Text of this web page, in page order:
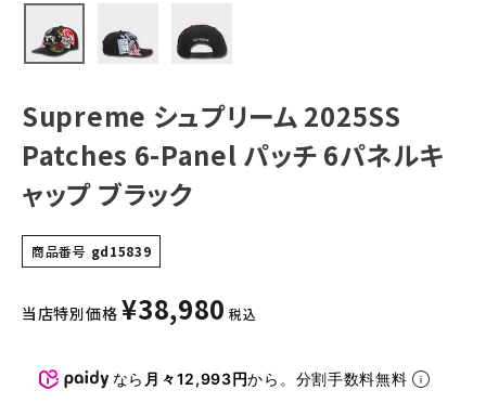
Tシャツ・ロングスリーブ
パーカー・トレーナー
キャップ・ハット
ニット帽・ビーニー
その他バッグ類
スニーカー・ブーツ
Supreme シュプリーム 2025SS
Patches 6-Panel パッチ 6パネルキ
ャップ ブラック
商品番号 gd15839
当店特別価格 ¥38,980 税込
なら 月々12,993円から。分割手数料無料